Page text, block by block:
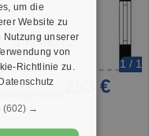
1 / 1
253 €
um die
Website zu
Nutzung unserer
von
Richtlinie zu.
(602) →